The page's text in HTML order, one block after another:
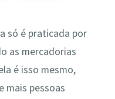
só é praticada por
as mercadorias
é isso mesmo,
mais pessoas